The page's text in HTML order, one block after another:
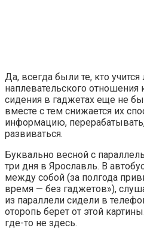
Да, всегда были те, кто
наплевательского отношения
сидения в гаджетах еще не
вместе с тем снижается их
информацию,
развиваться.
Буквально весной с
три дня в Ярославль. В
между собой (за полгода
время — без гаджетов»),
из параллели сидели в
оторопь берет от этой
где-то не здесь.